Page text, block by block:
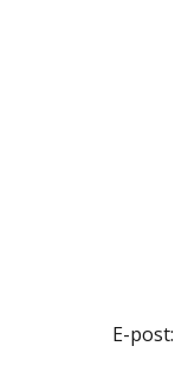
E-post: